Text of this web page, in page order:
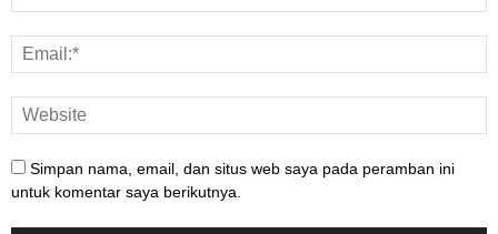
Simpan nama, email, dan situs web saya pada peramban ini
untuk komentar saya berikutnya.